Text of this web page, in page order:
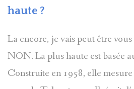
haute ?
La encore, je vais peut être
NON. La plus haute est basée
Construite en 1958, elle